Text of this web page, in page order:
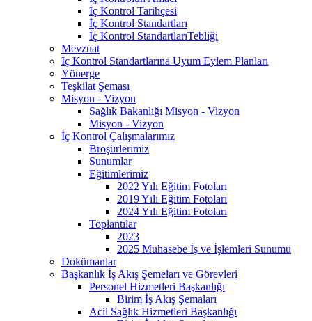
İç Kontrol Tarihçesi
İç Kontrol Standartları
İç Kontrol StandartlarıTebliği
Mevzuat
İç Kontrol Standartlarına Uyum Eylem Planları
Yönerge
Teşkilat Şeması
Misyon - Vizyon
Sağlık Bakanlığı Misyon - Vizyon
Misyon - Vizyon
İç Kontrol Çalışmalarımız
Broşürlerimiz
Sunumlar
Eğitimlerimiz
2022 Yılı Eğitim Fotoları
2019 Yılı Eğitim Fotoları
2024 Yılı Eğitim Fotoları
Toplantılar
2023
2025 Muhasebe İş ve İşlemleri Sunumu
Dokümanlar
Başkanlık İş Akış Şemeları ve Görevleri
Personel Hizmetleri Başkanlığı
Birim İş Akış Şemaları
Acil Sağlık Hizmetleri Başkanlığı